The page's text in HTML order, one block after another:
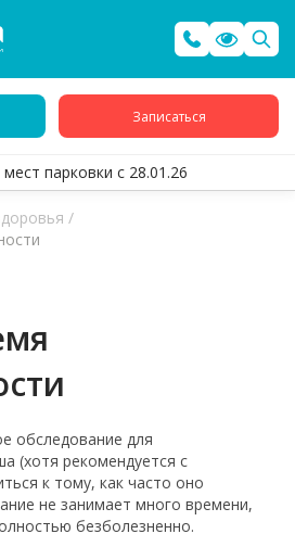
Записаться
парковки с 28.01.26
/
обследование для
(хотя рекомендуется с
к тому, как часто оно
не занимает много времени,
безболезненно.